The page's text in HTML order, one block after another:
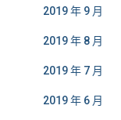
2019 年 9 月
2019 年 8 月
2019 年 7 月
2019 年 6 月